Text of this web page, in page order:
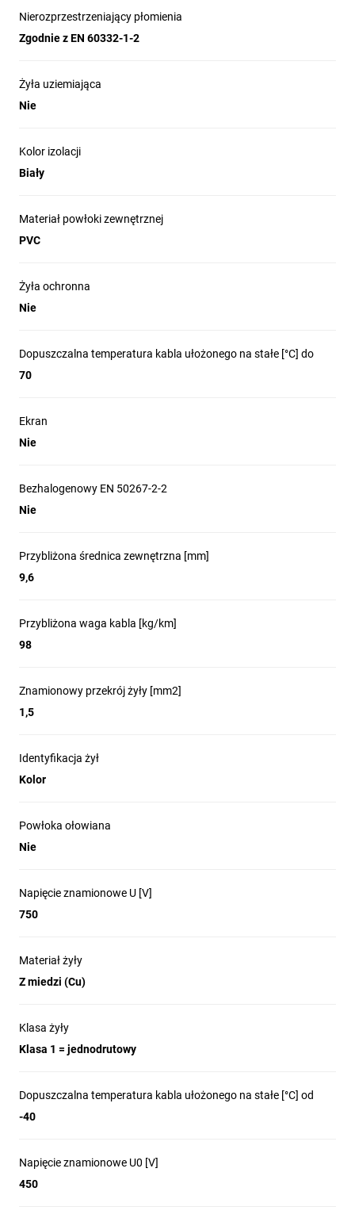
Nierozprzestrzeniający płomienia
Zgodnie z EN 60332-1-2
Żyła uziemiająca
Nie
Kolor izolacji
Biały
Materiał powłoki zewnętrznej
PVC
Żyła ochronna
Nie
Dopuszczalna temperatura kabla ułożonego na stałe [°C] do
70
Ekran
Nie
Bezhalogenowy EN 50267-2-2
Nie
Przybliżona średnica zewnętrzna [mm]
9,6
Przybliżona waga kabla [kg/km]
98
Znamionowy przekrój żyły [mm2]
1,5
Identyfikacja żył
Kolor
Powłoka ołowiana
Nie
Napięcie znamionowe U [V]
750
Materiał żyły
Z miedzi (Cu)
Klasa żyły
Klasa 1 = jednodrutowy
Dopuszczalna temperatura kabla ułożonego na stałe [°C] od
-40
Napięcie znamionowe U0 [V]
450